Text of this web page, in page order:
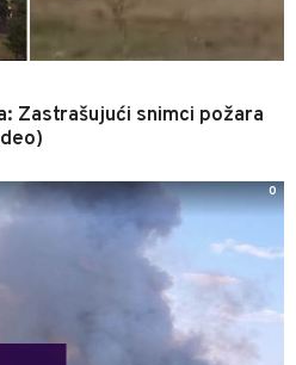
Zastrašujući snimci požara
0